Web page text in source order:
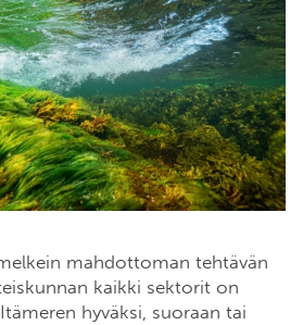
mahdottoman tehtävän
kaikki sektorit on
hyväksi, suoraan tai